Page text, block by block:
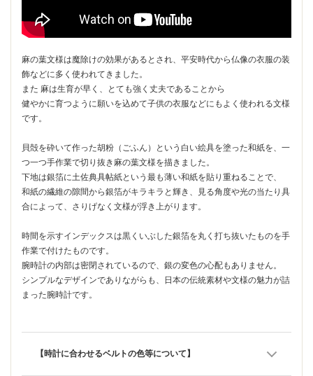
麻の葉文様は魔除けの効果があるとされ、平安時代から仏像の衣服の装
飾などに多く使われてきました。
また 麻は生育が早く、とても強く丈夫であることから
健やかに育つように願いを込めて子供の衣服などにもよく使われる文様
です。
貝殻を砕いて作った胡粉（ごふん）という白い絵具を塗った和紙を、一
つ一つ手作業で切り抜き麻の葉文様を描きました。
下地は銀箔に土佐典具帖紙という最も薄い和紙を貼り重ねることで、
和紙の繊維の隙間から銀箔がキラキラと輝き、見る角度や光の当たり具
合によって、さりげなく文様が浮き上がります。
時間を示すインデックスは黒くいぶした銀箔を丸く打ち抜いたものを手
作業で付けたものです。
腕時計の内部は密閉されているので、銀の変色の心配もありません。
シンプルなデザインでありながらも、日本の伝統素材や文様の魅力が詰
まった腕時計です。
【時計に合わせるベルトの色等について】